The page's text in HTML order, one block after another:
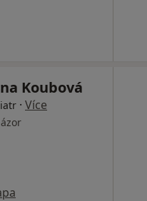
Koubová
· Více